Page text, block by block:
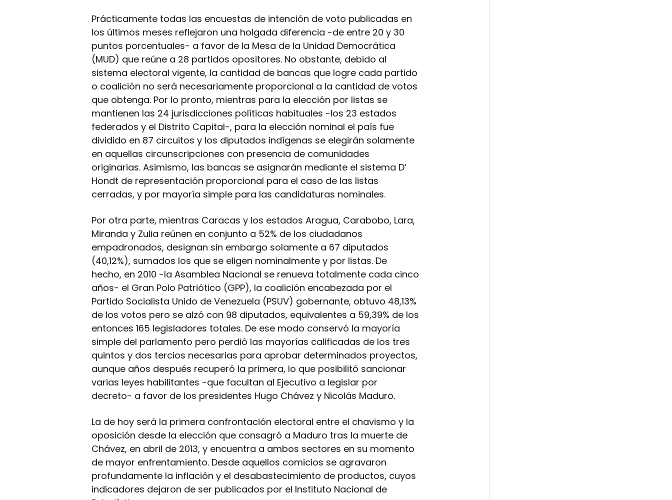
Prácticamente todas las encuestas de intención de voto publicadas en
los últimos meses reflejaron una holgada diferencia -de entre 20 y 30
puntos porcentuales- a favor de la Mesa de la Unidad Democrática
(MUD) que reúne a 28 partidos opositores. No obstante, debido al
sistema electoral vigente, la cantidad de bancas que logre cada partido
o coalición no será necesariamente proporcional a la cantidad de votos
que obtenga. Por lo pronto, mientras para la elección por listas se
mantienen las 24 jurisdicciones políticas habituales -los 23 estados
federados y el Distrito Capital-, para la elección nominal el país fue
dividido en 87 circuitos y los diputados indígenas se elegirán solamente
en aquellas circunscripciones con presencia de comunidades
originarias. Asimismo, las bancas se asignarán mediante el sistema D’
Hondt de representación proporcional para el caso de las listas
cerradas, y por mayoría simple para las candidaturas nominales.
Por otra parte, mientras Caracas y los estados Aragua, Carabobo, Lara,
Miranda y Zulia reúnen en conjunto a 52% de los ciudadanos
empadronados, designan sin embargo solamente a 67 diputados
(40,12%), sumados los que se eligen nominalmente y por listas. De
hecho, en 2010 -la Asamblea Nacional se renueva totalmente cada cinco
años- el Gran Polo Patriótico (GPP), la coalición encabezada por el
Partido Socialista Unido de Venezuela (PSUV) gobernante, obtuvo 48,13%
de los votos pero se alzó con 98 diputados, equivalentes a 59,39% de los
entonces 165 legisladores totales. De ese modo conservó la mayoría
simple del parlamento pero perdió las mayorías calificadas de los tres
quintos y dos tercios necesarias para aprobar determinados proyectos,
aunque años después recuperó la primera, lo que posibilitó sancionar
varias leyes habilitantes -que facultan al Ejecutivo a legislar por
decreto- a favor de los presidentes Hugo Chávez y Nicolás Maduro.
La de hoy será la primera confrontación electoral entre el chavismo y la
oposición desde la elección que consagró a Maduro tras la muerte de
Chávez, en abril de 2013, y encuentra a ambos sectores en su momento
de mayor enfrentamiento. Desde aquellos comicios se agravaron
profundamente la inflación y el desabastecimiento de productos, cuyos
indicadores dejaron de ser publicados por el Instituto Nacional de